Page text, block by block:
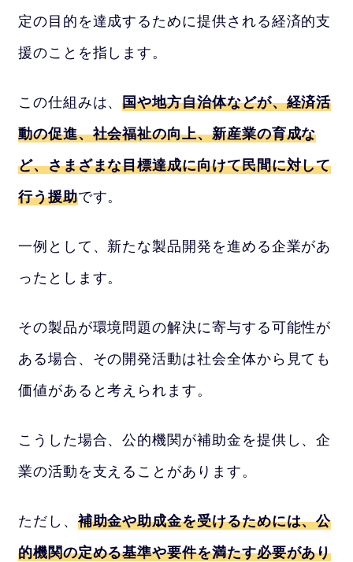
定の目的を達成するために提供される経済的支
援のことを指します。
この仕組みは、国や地方自治体などが、経済活
動の促進、社会福祉の向上、新産業の育成な
ど、さまざまな目標達成に向けて民間に対して
行う援助です。
一例として、新たな製品開発を進める企業があ
ったとします。
その製品が環境問題の解決に寄与する可能性が
ある場合、その開発活動は社会全体から見ても
価値があると考えられます。
こうした場合、公的機関が補助金を提供し、企
業の活動を支えることがあります。
ただし、 補助金や助成金を受けるためには、公
的機関の定める基準や要件を満たす必要があり